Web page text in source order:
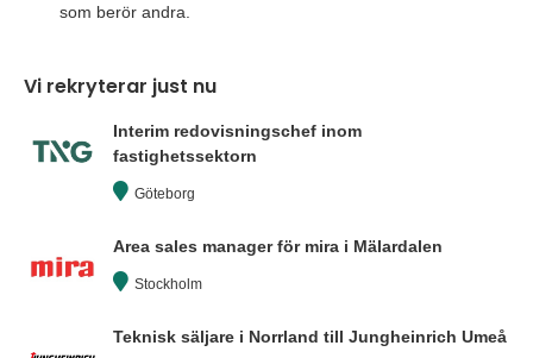
som berör andra.
Vi rekryterar just nu
Interim redovisningschef inom
fastighetssektorn
Göteborg
Area sales manager för mira i Mälardalen
Stockholm
Teknisk säljare i Norrland till Jungheinrich Umeå